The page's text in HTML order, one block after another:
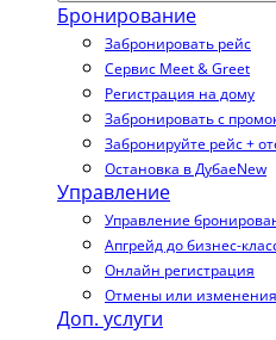
Бронирование
Забронировать рейс
Сервис Meet & Greet
Регистрация на дому
Забронировать с
Забронируйте рейс +
Остановка в ДубаеNew
Управление
Управление
Апгрейд до бизнес-
Онлайн регистрация
Отмены или
Доп. услуги